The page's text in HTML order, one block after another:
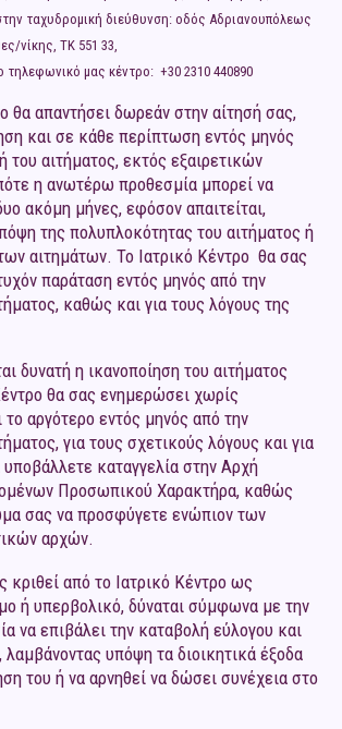
ταχυδρομική διεύθυνση: οδός Αδριανουπόλεως
νίκης, ΤΚ 551 33,
τηλεφωνικό μας κέντρο: +30 2310 440890
θα απαντήσει δωρεάν στην αίτησή σας,
και σε κάθε περίπτωση εντός μηνός
του αιτήματος, εκτός εξαιρετικών
η ανωτέρω προθεσμία μπορεί να
ακόμη μήνες, εφόσον απαιτείται,
της πολυπλοκότητας του αιτήματος ή
αιτημάτων. Το Ιατρικό Κέντρο θα σας
παράταση εντός μηνός από την
καθώς και για τους λόγους της
δυνατή η ικανοποίηση του αιτήματος
θα σας ενημερώσει χωρίς
αργότερο εντός μηνός από την
για τους σχετικούς λόγους και για
υποβάλλετε καταγγελία στην Αρχή
Προσωπικού Χαρακτήρα, καθώς
σας να προσφύγετε ενώπιον των
αρχών.
κριθεί από το Ιατρικό Κέντρο ως
ή υπερβολικό, δύναται σύμφωνα με την
να επιβάλει την καταβολή εύλογου και
λαμβάνοντας υπόψη τα διοικητικά έξοδα
του ή να αρνηθεί να δώσει συνέχεια στο